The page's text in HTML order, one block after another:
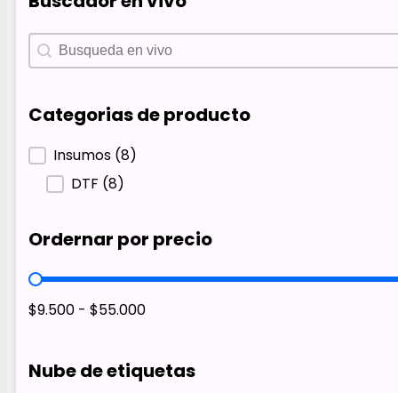
Buscador en vivo
Buscador en vivo
Categorias de producto
Categorias de producto
Insumos (8)
DTF (8)
Ordernar por precio
Ordernar por precio
$9.500 - $55.000
Nube de etiquetas